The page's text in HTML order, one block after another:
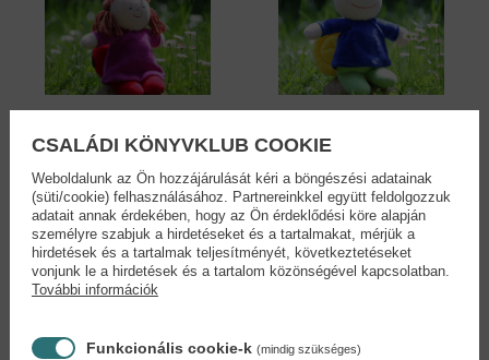
Plüssbaba -Babóca...
Bartos Erika
20,90 € 15,90 €
Plüssbaba - Bogyó...
Bartos Erika
20,90 € 15,90 €
CSALÁDI KÖNYVKLUB COOKIE
Weboldalunk az Ön hozzájárulását kéri a böngészési adatainak
(süti/cookie) felhasználásához. Partnereinkkel együtt feldolgozzuk
adatait annak érdekében, hogy az Ön érdeklődési köre alapján
személyre szabjuk a hirdetéseket és a tartalmakat, mérjük a
hirdetések és a tartalmak teljesítményét, következtetéseket
vonjunk le a hirdetések és a tartalom közönségével kapcsolatban.
További információk
Funkcionális cookie-k (mindig szükséges)